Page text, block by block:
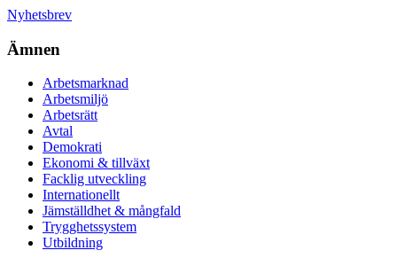
Nyhetsbrev
Ämnen
Arbetsmarknad
Arbetsmiljö
Arbetsrätt
Avtal
Demokrati
Ekonomi & tillväxt
Facklig utveckling
Internationellt
Jämställdhet & mångfald
Trygghetssystem
Utbildning